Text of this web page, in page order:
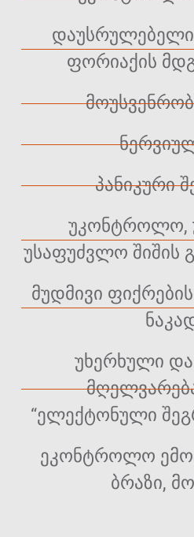
ფორიაქის
პანიკური
უკონტროლო,
უსაფუძვლო შიშის
მუდმივი
უხერხული
“ელექტონული
ეკონტროლო
ბრაზი,